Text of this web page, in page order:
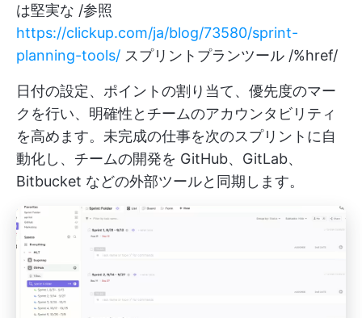
は堅実な /参照
https://clickup.com/ja/blog/73580/sprint-
planning-tools/ スプリントプランツール /%href/
日付の設定、ポイントの割り当て、優先度のマー
クを行い、明確性とチームのアカウンタビリティ
を高めます。未完成の仕事を次のスプリントに自
動化し、チームの開発を GitHub、GitLab、
Bitbucket などの外部ツールと同期します。